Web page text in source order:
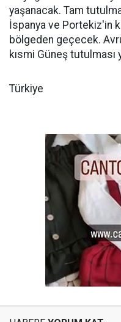
yaşanacak. Tam
İspanya ve Portekiz'in
bölgeden geçecek.
kısmi Güneş tutulması
Türkiye